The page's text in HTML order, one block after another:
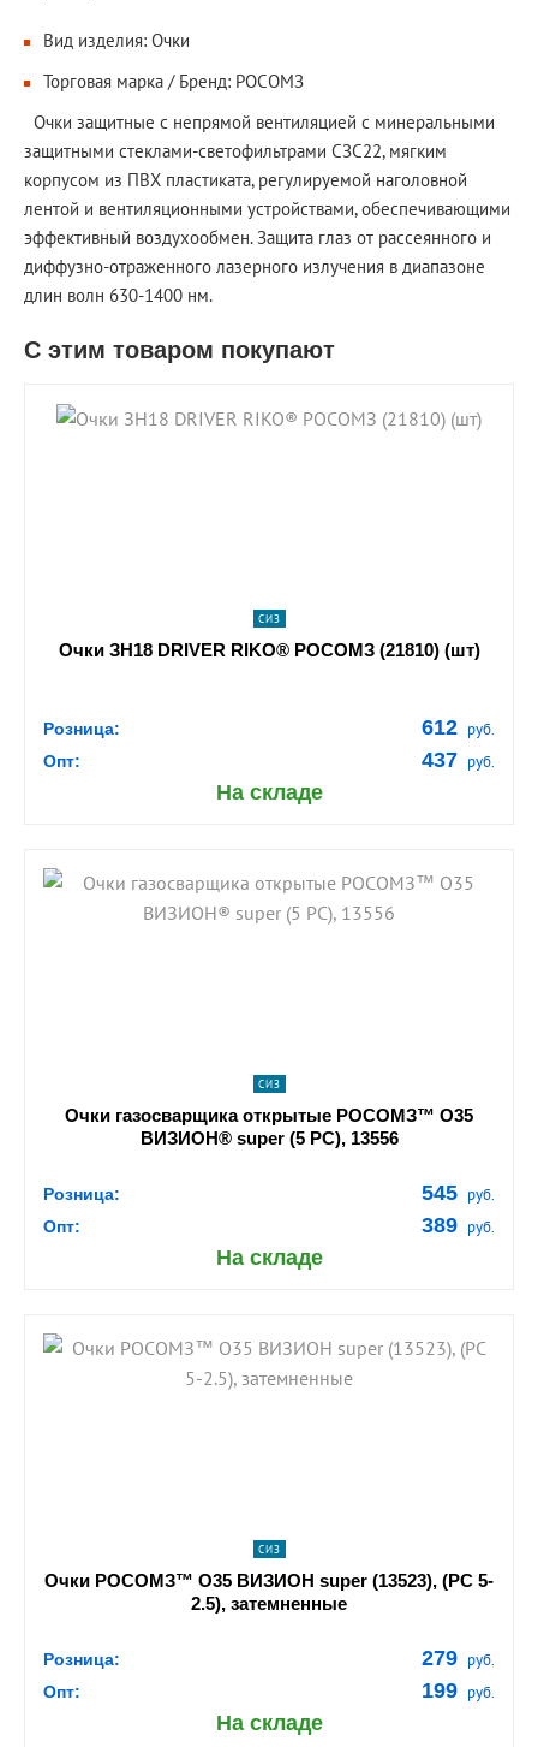
Вид изделия: Очки
Торговая марка / Бренд: РОСОМЗ
Очки защитные с непрямой вентиляцией с минеральными
защитными стеклами-светофильтрами СЗС22, мягким
корпусом из ПВХ пластиката, регулируемой наголовной
лентой и вентиляционными устройствами, обеспечивающими
эффективный воздухообмен. Защита глаз от рассеянного и
диффузно-отраженного лазерного излучения в диапазоне
длин волн 630-1400 нм.
С этим товаром покупают
shopping_cart В КОРЗИНУ
СИЗ
Очки ЗН18 DRIVER RIKO® РОСОМЗ (21810) (шт)
Розница: 612 руб.
Опт: 437 руб.
На складе
shopping_cart В КОРЗИНУ
СИЗ
Очки газосварщика открытые РОСОМЗ™ О35
ВИЗИОН® super (5 PC), 13556
Розница: 545 руб.
Опт: 389 руб.
На складе
shopping_cart В КОРЗИНУ
СИЗ
Очки РОСОМЗ™ О35 ВИЗИОН super (13523), (PC 5-
2.5), затемненные
Розница: 279 руб.
Опт: 199 руб.
На складе